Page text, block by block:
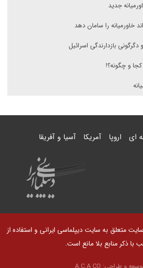
جدید
خاورمیانه را سامان دهد
دگرگونی بازدارندگی اسرائیل
و چگونه؟!
ای اروپا آمریکا آسیا و آفریقا
متعلق به سایت دیپلماسی ایرانی و استفاده از
با ذکر منابع بلا مانع است.